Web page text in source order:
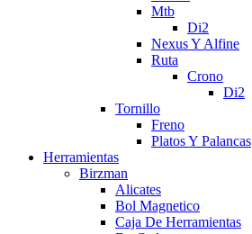
Mtb
Di2
Nexus Y Alfine
Ruta
Crono
Di2
Tornillo
Freno
Platos Y Palancas
Herramientas
Birzman
Alicates
Bol Magnetico
Caja De Herramientas